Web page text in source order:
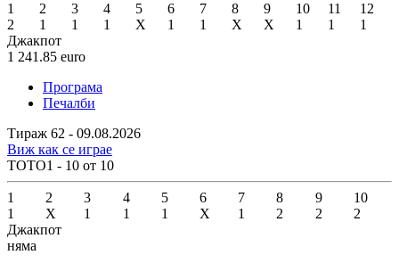
1
2
2
1
3
1
4
1
5
X
6
1
7
1
8
X
9
X
10
1
11
1
12
1
Джакпот
1 241.85 euro
Програма
Печалби
Тираж 62 - 09.08.2026
Виж как се играе
ТОТО1 - 10 от 10
1
1
2
X
3
1
4
1
5
1
6
X
7
1
8
2
9
2
10
2
Джакпот
няма